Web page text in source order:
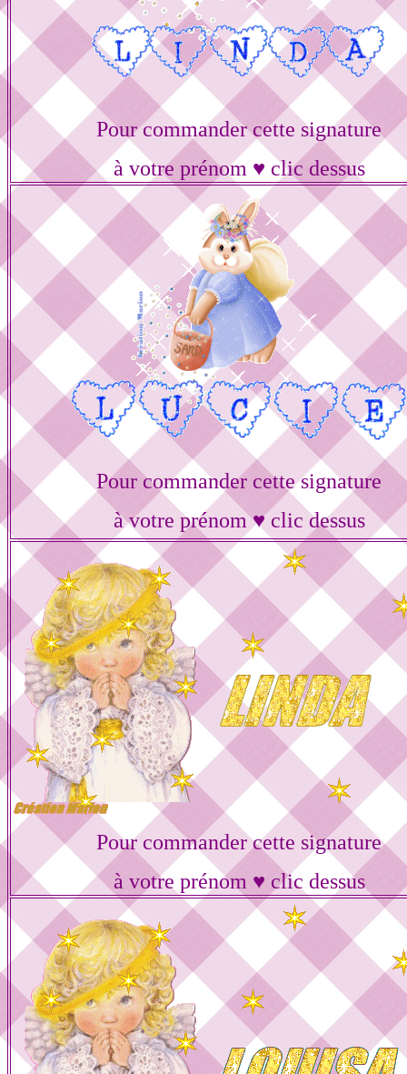
Pour commander cette signature
à votre prénom ♥ clic dessus
Pour commander cette signature
à votre prénom ♥ clic dessus
Pour commander cette signature
à votre prénom ♥ clic dessus